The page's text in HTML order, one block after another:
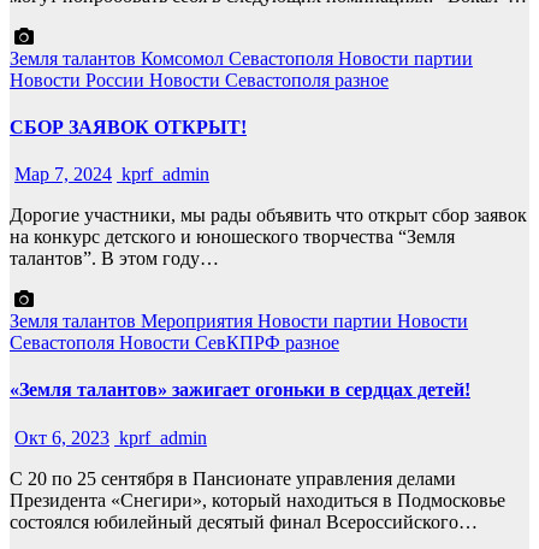
Земля талантов Комсомол Севастополя Новости партии
Новости России Новости Севастополя разное
СБОР ЗАЯВОК ОТКРЫТ!
Мар 7, 2024 kprf_admin
Дорогие участники, мы рады объявить что открыт сбор заявок
на конкурс детского и юношеского творчества “Земля
талантов”. В этом году…
Земля талантов Мероприятия Новости партии Новости
Севастополя Новости СевКПРФ разное
«Земля талантов» зажигает огоньки в сердцах детей!
Окт 6, 2023 kprf_admin
С 20 по 25 сентября в Пансионате управления делами
Президента «Снегири», который находиться в Подмосковье
состоялся юбилейный десятый финал Всероссийского…